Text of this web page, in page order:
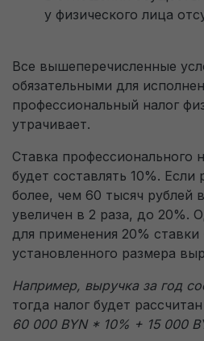
у физического лица
Все вышеперечисленные
обязательными для
профессиональный налог
утрачивает.
Ставка профессионального
будет составлять 10%.
более, чем 60 тысяч рублей
увеличен в 2 раза, до 20%.
для применения 20%
установленного размера
Например, выручка за год
тогда налог будет
60 000 BYN * 10% + 15 000